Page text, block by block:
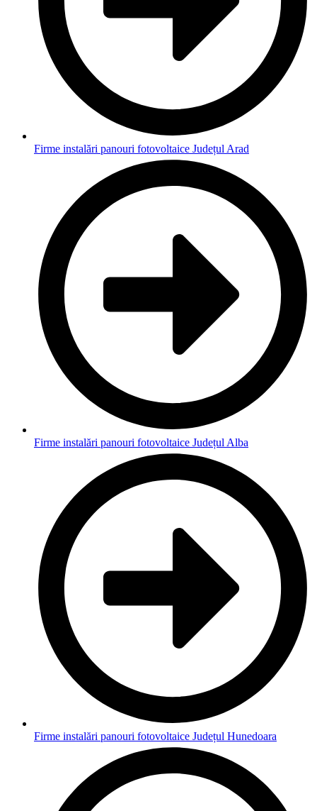
Firme instalări panouri fotovoltaice Județul Arad
Firme instalări panouri fotovoltaice Județul Alba
Firme instalări panouri fotovoltaice Județul Hunedoara